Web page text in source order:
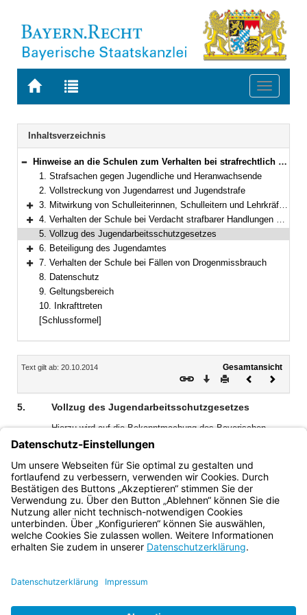
Zur
BAYERN.RECHT
Zur
letzten
Suche
Toggle
Navigation
Inhaltsverzeichnis
Bereich reduzieren
Hinweise an die Schulen zum Verhalten bei strafrechtlich relevanten Vorkommnissen und zur Beteiligung des Jugendamtes
1. Strafsachen gegen Jugendliche und Heranwachsende
2. Vollstreckung von Jugendarrest und Jugendstrafe
Bereich erweitern
3. Mitwirkung von Schulleiterinnen, Schulleitern und Lehrkräften bei strafrechtlichen Ermittlungen
Bereich erweitern
4. Verhalten der Schule bei Verdacht strafbarer Handlungen durch oder gegen Schülerinnen oder Schüler
5. Vollzug des Jugendarbeitsschutzgesetzes
Bereich erweitern
6. Beteiligung des Jugendamtes
Bereich erweitern
7. Verhalten der Schule bei Fällen von Drogenmissbrauch
8. Datenschutz
9. Geltungsbereich
10. Inkrafttreten
[Schlussformel]
Inhalt
Text gilt ab: 20.10.2014
Gesamtansicht
Download
DruckenVorheriges
5. Vollzug des Jugendarbeitsschutzgesetzes
Hierzu wird auf die Bekanntmachung des Bayerischen
Staatsministeriums für Unterricht und Kultus „Mitwirkung
der Schulen beim Vollzug des
Jugendarbeitsschutzgesetzes“ vom 23. Januar 2007
(KWMBI I S. 42) verwiesen.
Bayern.de
BayernPortal
Impressum